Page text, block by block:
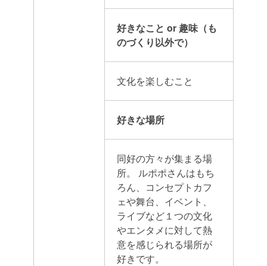
好きなこと or 趣味（も
のづくり以外で）
文化を楽しむこと
好きな場所
同好の方々が集まる場
所。
ルポポさんはもち
ろん、コンセプトカフ
ェや舞台、イベント、
ライブなど１つの文化
やエンタメに対して熱
意を感じられる場所が
好きです。